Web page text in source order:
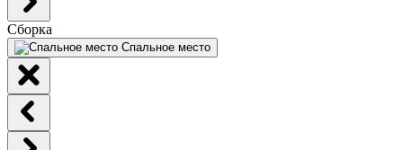
Сборка
Спальное место